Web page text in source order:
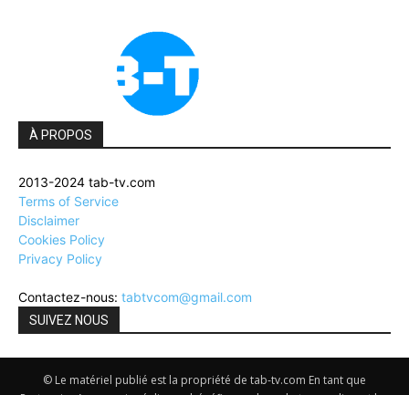
À PROPOS
2013-2024 tab-tv.com
Terms of Service
Disclaimer
Cookies Policy
Privacy Policy
Contactez-nous: tabtvcom@gmail.com
SUIVEZ NOUS
© Le matériel publié est la propriété de tab-tv.com En tant que